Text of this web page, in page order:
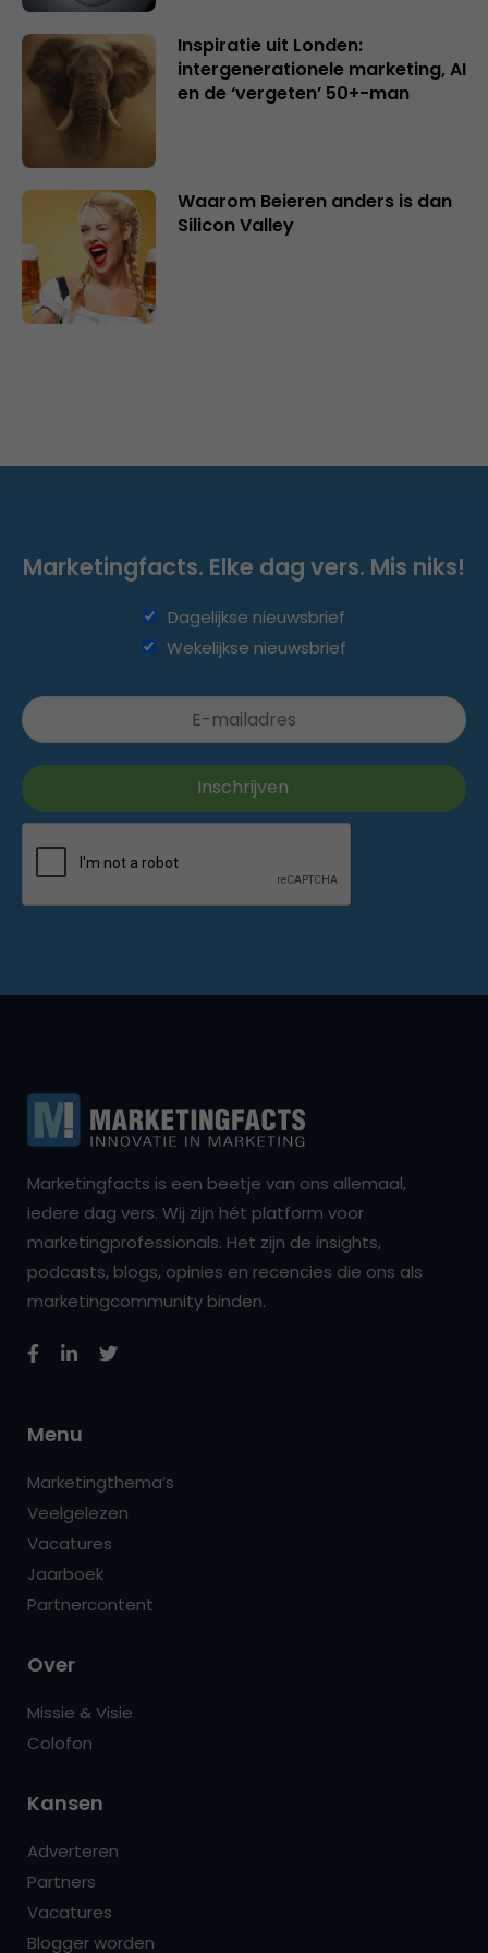
Inspiratie uit Londen:
intergenerationele marketing, AI
en de ‘vergeten’ 50+-man
Waarom Beieren anders is dan
Silicon Valley
Marketingfacts. Elke dag vers. Mis niks!
Dagelijkse nieuwsbrief
Wekelijkse nieuwsbrief
Marketingfacts is een beetje van ons allemaal,
iedere dag vers. Wij zijn hét platform voor
marketingprofessionals. Het zijn de insights,
podcasts, blogs, opinies en recencies die ons als
marketingcommunity binden.
Menu
Marketingthema’s
Veelgelezen
Vacatures
Jaarboek
Partnercontent
Over
Missie & Visie
Colofon
Kansen
Adverteren
Partners
Vacatures
Blogger worden